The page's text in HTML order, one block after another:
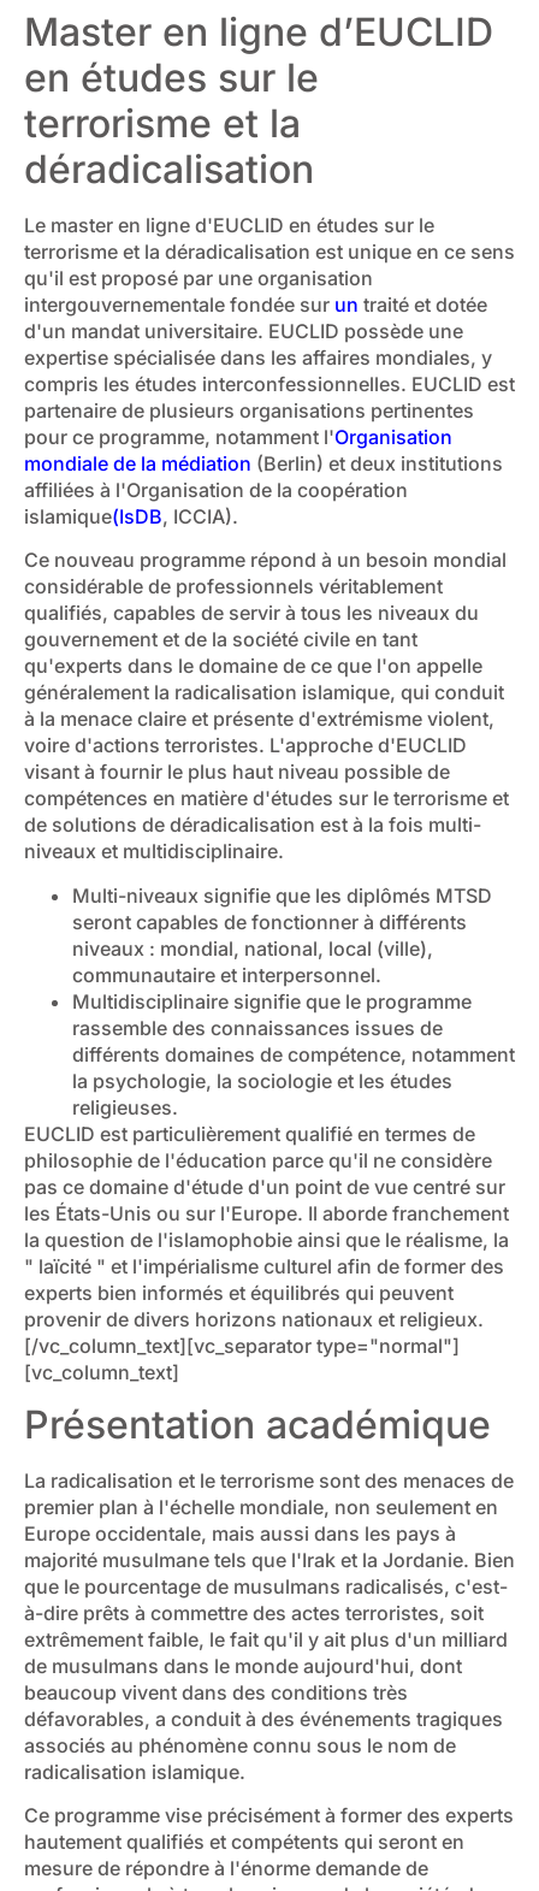
Master en ligne d’EUCLID
en études sur le
terrorisme et la
déradicalisation
Le master en ligne d'EUCLID en études sur le
terrorisme et la déradicalisation est unique en ce sens
qu'il est proposé par une organisation
intergouvernementale fondée sur un traité et dotée
d'un mandat universitaire. EUCLID possède une
expertise spécialisée dans les affaires mondiales, y
compris les études interconfessionnelles. EUCLID est
partenaire de plusieurs organisations pertinentes
pour ce programme, notamment l'Organisation
mondiale de la médiation (Berlin) et deux institutions
affiliées à l'Organisation de la coopération
islamique(IsDB, ICCIA).
Ce nouveau programme répond à un besoin mondial
considérable de professionnels véritablement
qualifiés, capables de servir à tous les niveaux du
gouvernement et de la société civile en tant
qu'experts dans le domaine de ce que l'on appelle
généralement la radicalisation islamique, qui conduit
à la menace claire et présente d'extrémisme violent,
voire d'actions terroristes. L'approche d'EUCLID
visant à fournir le plus haut niveau possible de
compétences en matière d'études sur le terrorisme et
de solutions de déradicalisation est à la fois multi-
niveaux et multidisciplinaire.
Multi-niveaux signifie que les diplômés MTSD
seront capables de fonctionner à différents
niveaux : mondial, national, local (ville),
communautaire et interpersonnel.
Multidisciplinaire signifie que le programme
rassemble des connaissances issues de
différents domaines de compétence, notamment
la psychologie, la sociologie et les études
religieuses.
EUCLID est particulièrement qualifié en termes de
philosophie de l'éducation parce qu'il ne considère
pas ce domaine d'étude d'un point de vue centré sur
les États-Unis ou sur l'Europe. Il aborde franchement
la question de l'islamophobie ainsi que le réalisme, la
" laïcité " et l'impérialisme culturel afin de former des
experts bien informés et équilibrés qui peuvent
provenir de divers horizons nationaux et religieux.
[/vc_column_text][vc_separator type="normal"]
[vc_column_text]
Présentation académique
La radicalisation et le terrorisme sont des menaces de
premier plan à l'échelle mondiale, non seulement en
Europe occidentale, mais aussi dans les pays à
majorité musulmane tels que l'Irak et la Jordanie. Bien
que le pourcentage de musulmans radicalisés, c'est-
à-dire prêts à commettre des actes terroristes, soit
extrêmement faible, le fait qu'il y ait plus d'un milliard
de musulmans dans le monde aujourd'hui, dont
beaucoup vivent dans des conditions très
défavorables, a conduit à des événements tragiques
associés au phénomène connu sous le nom de
radicalisation islamique.
Ce programme vise précisément à former des experts
hautement qualifiés et compétents qui seront en
mesure de répondre à l'énorme demande de